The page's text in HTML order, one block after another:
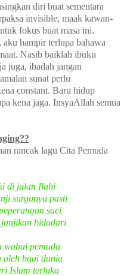
diri buat sementara
invisible, maak kawan-
fokus buat masa ini.
hampir terlupa bahawa
Nasib baiklah ibuku
juga, ibadah jangan
sunat perlu
constant. Baru hidup
kena jaga. InsyaAllah semua
rancak lagu Cita Pemuda
di jalan Ilahi
surganya pasti
suci
janjikan bidadari
wahai pemuda
oleh buai dunia
Islam terluka